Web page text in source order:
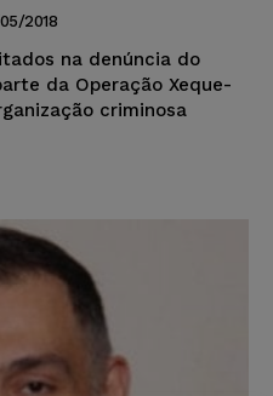
2018
na denúncia do
da Operação Xeque-
criminosa